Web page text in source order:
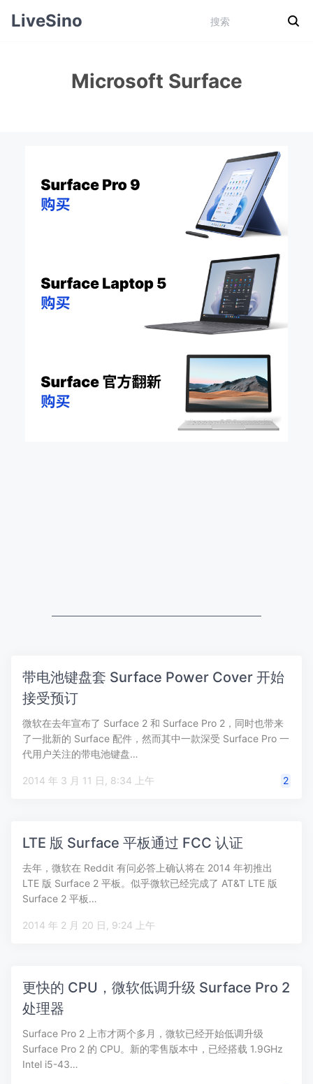
LiveSino
Microsoft Surface
带电池键盘套 Surface Power Cover 开始
接受预订
微软在去年宣布了 Surface 2 和 Surface Pro 2，同时也带来
了一批新的 Surface 配件，然而其中一款深受 Surface Pro 一
代用户关注的带电池键盘…
2014 年 3 月 11 日, 8:34 上午 2
LTE 版 Surface 平板通过 FCC 认证
去年，微软在 Reddit 有问必答上确认将在 2014 年初推出
LTE 版 Surface 2 平板。似乎微软已经完成了 AT&T LTE 版
Surface 2 平板…
2014 年 2 月 20 日, 9:24 上午
更快的 CPU，微软低调升级 Surface Pro 2
处理器
Surface Pro 2 上市才两个多月，微软已经开始低调升级
Surface Pro 2 的 CPU。新的零售版本中，已经搭载 1.9GHz
Intel i5-43…